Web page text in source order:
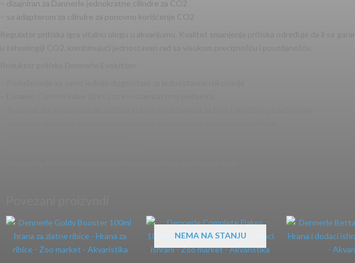
– dizajniran za Dannerle jednokratne cilindre za CO2
– sa adapterom za cilindre za ponovno korišćenje CO2
NEMA NA STANJU